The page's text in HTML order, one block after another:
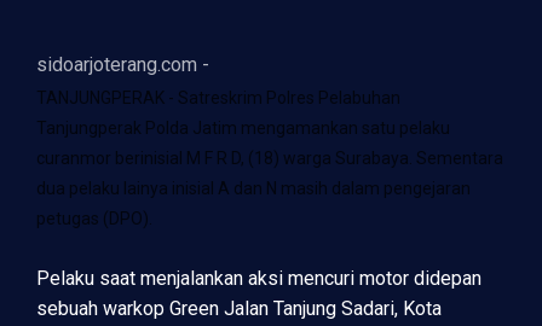
sidoarjoterang.com -
TANJUNGPERAK - Satreskrim Polres Pelabuhan
Tanjungperak Polda Jatim mengamankan satu pelaku
curanmor berinisial M F R D, (18) warga Surabaya. Sementara
dua pelaku lainya inisial A dan N masih dalam pengejaran
petugas (DPO).
Pelaku saat menjalankan aksi mencuri motor didepan
sebuah warkop Green Jalan Tanjung Sadari, Kota